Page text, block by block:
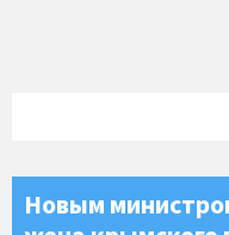
Новым